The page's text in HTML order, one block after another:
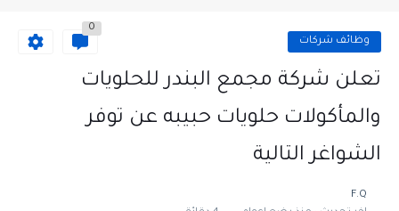
مطلوب عامل نظافة عدد 2 بدوام كامل او جزئي في...
مسؤول مبيعات وتسويق المستلزمات الطبية
وظائف شركات
0
تعلن شركة مجمع البندر للحلويات
والمأكولات حلويات حبيبه عن توفر
الشواغر التالية
F.Q